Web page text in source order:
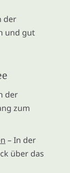
der
und gut
der
zum
– In der
über das